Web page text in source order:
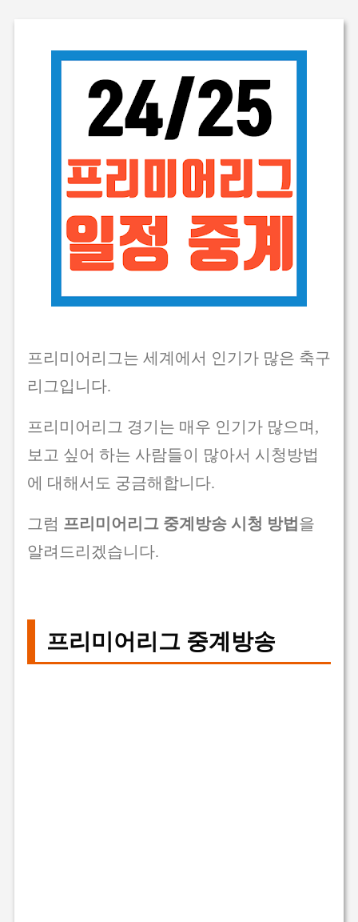
프리미어리그는 세계에서 인기가 많은 축구
리그입니다.
프리미어리그 경기는 매우 인기가 많으며,
보고 싶어 하는 사람들이 많아서 시청방법
에 대해서도 궁금해합니다.
그럼 프리미어리그 중계방송 시청 방법을
알려드리겠습니다.
프리미어리그 중계방송